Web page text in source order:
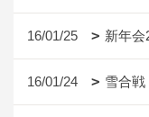
16/01/25 新年会
16/01/24 雪合戦